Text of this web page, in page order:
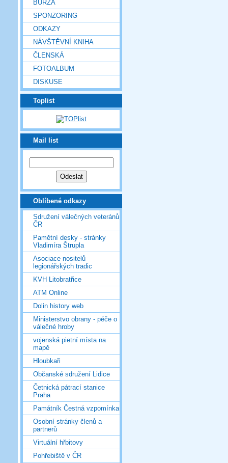
BURZA
SPONZORING
ODKAZY
NÁVŠTĚVNÍ KNIHA
ČLENSKÁ
FOTOALBUM
DISKUSE
Toplist
Mail list
Oblíbené odkazy
Sdružení válečných veteránů
ČR
Pamětní desky - stránky
Vladimíra Štrupla
Asociace nositelů
legionářských tradic
KVH Litobratřice
ATM Online
Dolin history web
Ministerstvo obrany - péče o
válečné hroby
vojenská pietní místa na
mapě
Hloubkaři
Občanské sdružení Lidice
Četnická pátrací stanice
Praha
Památník Čestná vzpomínka
Osobní stránky členů a
partnerů
Virtuální hřbitovy
Pohřebiště v ČR